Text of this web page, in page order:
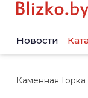
Новости
Каменная Горка